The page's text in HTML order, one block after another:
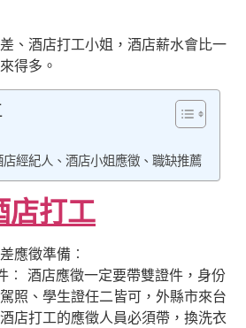
、酒店打工小姐，酒店薪水會比一
得多。
經紀人、酒店小姐應徵、職缺推薦
店打工
應徵準備︰
︰ 酒店應徵一定要帶雙證件，身份
照、學生證任二皆可，外縣市來台
店打工的應徵人員必須帶，換洗衣